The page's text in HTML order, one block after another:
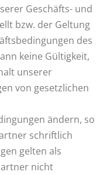
Geschäfts- und
bzw. der Geltung
des
keine Gültigkeit,
unserer
von gesetzlichen
ändern, so
schriftlich
gelten als
nicht